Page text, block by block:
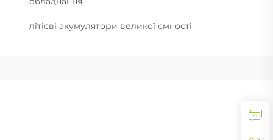
літієві акумулятори великої ємності